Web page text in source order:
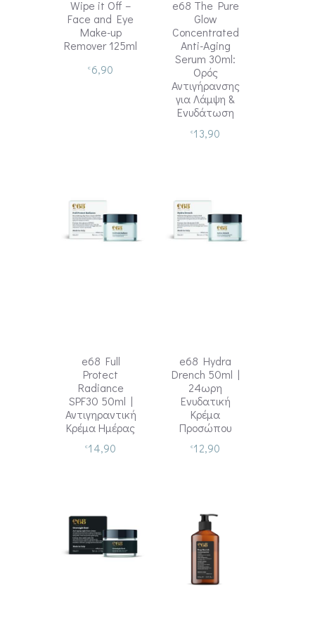
Wipe it Off –
Face and Eye
Make-up
Remover 125ml
€ 6,90
e68 The Pure
Glow
Concentrated
Anti-Aging
Serum 30ml:
Ορός
Αντιγήρανσης
για Λάμψη &
Ενυδάτωση
€13,90
e68 Full
Protect
Radiance
SPF30 50ml |
Αντιγηραντική
Κρέμα Ημέρας
€14,90
e68 Hydra
Drench 50ml |
24ωρη
Ενυδατική
Κρέμα
Προσώπου
€12,90